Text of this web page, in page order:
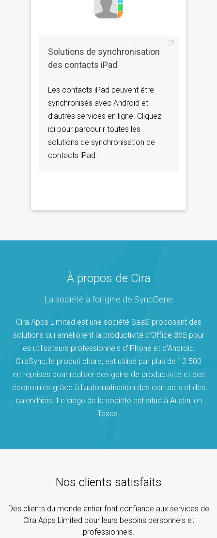
Solutions de synchronisation
des contacts iPad
Les contacts iPad peuvent être
synchronisés avec Android et
d’autres services en ligne. Cliquez
ici pour parcourir toutes les
solutions de synchronisation de
contacts iPad.
À propos de Cira
La société à l'origine de SyncGene
Cira Apps Limited est une société SaaS proposant des
solutions qui améliorent la productivité d'Office 365 pour
les utilisateurs professionnels d'iPhone et d'Android.
CiraSync, le produit phare, est utilisé par plus de 12 500
entreprises pour réaliser des gains de productivité et des
économies grâce à l'automatisation des contacts et des
calendriers. Le siège de la société est situé à Austin, en
Texas.
Nos clients satisfaits
Des clients du monde entier font confiance aux services de
Cira Apps Limited pour leurs besoins personnels et
professionnels.